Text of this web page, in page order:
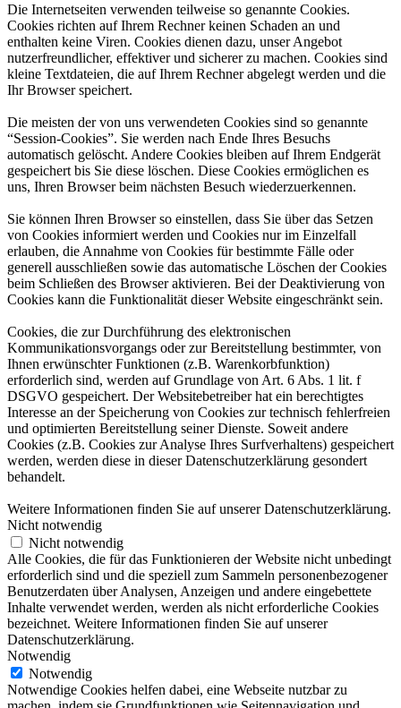
Die Internetseiten verwenden teilweise so genannte Cookies.
Cookies richten auf Ihrem Rechner keinen Schaden an und
enthalten keine Viren. Cookies dienen dazu, unser Angebot
nutzerfreundlicher, effektiver und sicherer zu machen. Cookies sind
kleine Textdateien, die auf Ihrem Rechner abgelegt werden und die
Ihr Browser speichert.
Die meisten der von uns verwendeten Cookies sind so genannte
“Session-Cookies”. Sie werden nach Ende Ihres Besuchs
automatisch gelöscht. Andere Cookies bleiben auf Ihrem Endgerät
gespeichert bis Sie diese löschen. Diese Cookies ermöglichen es
uns, Ihren Browser beim nächsten Besuch wiederzuerkennen.
Sie können Ihren Browser so einstellen, dass Sie über das Setzen
von Cookies informiert werden und Cookies nur im Einzelfall
erlauben, die Annahme von Cookies für bestimmte Fälle oder
generell ausschließen sowie das automatische Löschen der Cookies
beim Schließen des Browser aktivieren. Bei der Deaktivierung von
Cookies kann die Funktionalität dieser Website eingeschränkt sein.
Cookies, die zur Durchführung des elektronischen
Kommunikationsvorgangs oder zur Bereitstellung bestimmter, von
Ihnen erwünschter Funktionen (z.B. Warenkorbfunktion)
erforderlich sind, werden auf Grundlage von Art. 6 Abs. 1 lit. f
DSGVO gespeichert. Der Websitebetreiber hat ein berechtigtes
Interesse an der Speicherung von Cookies zur technisch fehlerfreien
und optimierten Bereitstellung seiner Dienste. Soweit andere
Cookies (z.B. Cookies zur Analyse Ihres Surfverhaltens) gespeichert
werden, werden diese in dieser Datenschutzerklärung gesondert
behandelt.
Weitere Informationen finden Sie auf unserer Datenschutzerklärung.
Nicht notwendig
Nicht notwendig
Alle Cookies, die für das Funktionieren der Website nicht unbedingt
erforderlich sind und die speziell zum Sammeln personenbezogener
Benutzerdaten über Analysen, Anzeigen und andere eingebettete
Inhalte verwendet werden, werden als nicht erforderliche Cookies
bezeichnet. Weitere Informationen finden Sie auf unserer
Datenschutzerklärung.
Notwendig
Notwendig
Notwendige Cookies helfen dabei, eine Webseite nutzbar zu